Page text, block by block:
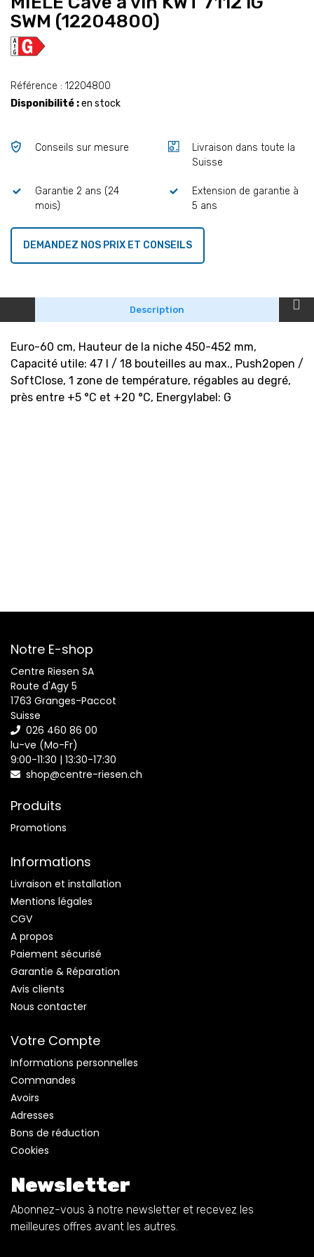
SWM (12204800)
Référence : 12204800
Disponibilité :en stock
Conseils sur mesure
Livraison dans toute la
Suisse
Garantie 2 ans (24
mois)
Extension de garantie à
5 ans
DEMANDEZ NOS PRIX ET CONSEILS
Description
Euro-60 cm, Hauteur de la niche 450-452 mm,
Capacité utile: 47 l / 18 bouteilles au max., Push2open /
SoftClose, 1 zone de température, régables au degré,
près entre +5 °C et +20 °C, Energylabel: G
Notre E-shop
Centre Riesen SA
Route d'Agy 5
1763 Granges-Paccot
Suisse
026 460 86 00
lu-ve (Mo-Fr)
9:00-11:30 | 13:30-17:30
shop@centre-riesen.ch
Produits
Promotions
Informations
Livraison et installation
Mentions légales
CGV
A propos
Paiement sécurisé
Garantie & Réparation
Avis clients
Nous contacter
Votre Compte
Informations personnelles
Commandes
Avoirs
Adresses
Bons de réduction
Cookies
Newsletter
Abonnez-vous à notre newsletter et recevez les
meilleures offres avant les autres.